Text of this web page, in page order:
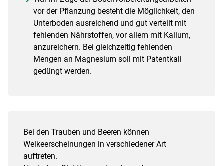
vor der Pflanzung besteht die Möglichkeit, den
Unterboden ausreichend und gut verteilt mit
fehlenden Nährstoffen, vor allem mit Kalium,
anzureichern. Bei gleichzeitig fehlenden
Mengen an Magnesium soll mit Patentkali
gedüngt werden.
Bei den Trauben und Beeren können
Welkeerscheinungen in verschiedener Art
auftreten.